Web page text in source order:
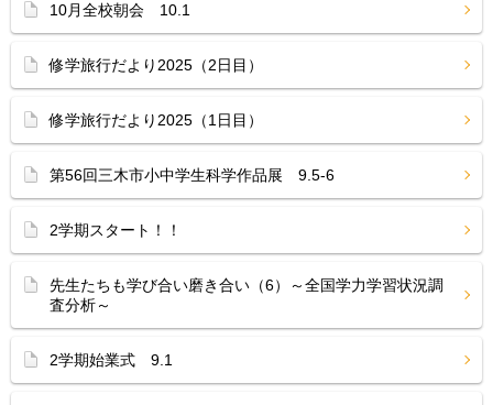
10月全校朝会 10.1
修学旅行だより2025（2日目）
修学旅行だより2025（1日目）
第56回三木市小中学生科学作品展 9.5-6
2学期スタート！！
先生たちも学び合い磨き合い（6）～全国学力学習状況調
査分析～
2学期始業式 9.1